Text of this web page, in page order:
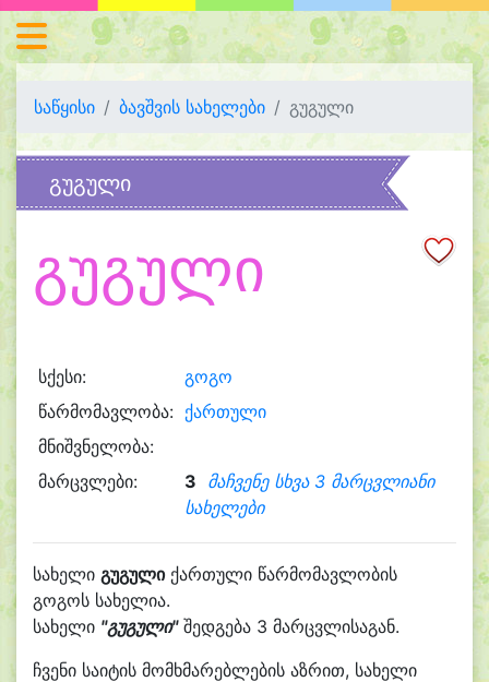
საწყისი ბავშვის სახელები გუგული
გუგული
გუგული
სქესი:
გოგო
წარმომავლობა: ქართული
მნიშვნელობა:
მარცვლები:
3 მაჩვენე სხვა 3 მარცვლიანი
სახელები
სახელი გუგულიქართული წარმომავლობის
გოგოს სახელია.
სახელი "გუგული"შედგება 3 მარცვლისაგან.
ჩვენი საიტის მომხმარებლების აზრით, სახელი